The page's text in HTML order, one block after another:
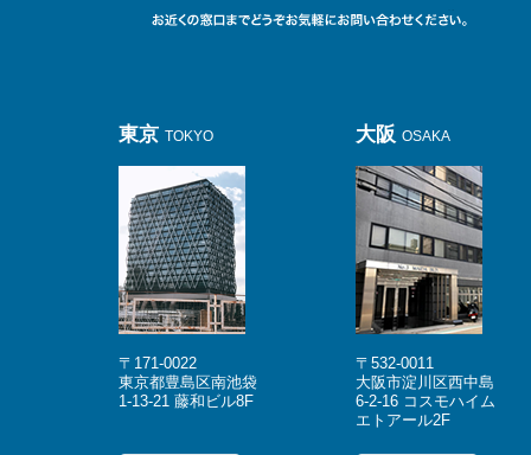
東京 TOKYO
〒171-0022
東京都豊島区南池袋
1-13-21 藤和ビル8F
大阪 OSAKA
〒532-0011
大阪市淀川区西中島
6-2-16 コスモハイム
エトアール2F